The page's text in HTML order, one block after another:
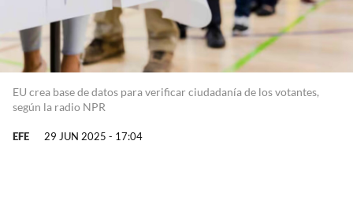
EU crea base de datos para verificar ciudadanía de los votantes,
según la radio NPR
EFE 29 JUN 2025 - 17:04